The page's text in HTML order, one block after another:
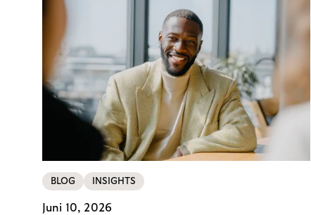
BLOG INSIGHTS
Juni 10, 2026